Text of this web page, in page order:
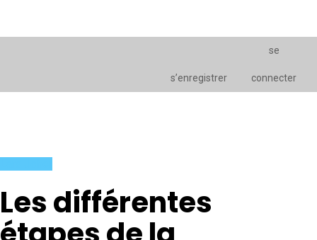
s’enregistrer
se
connecter
Les différentes